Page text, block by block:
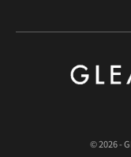
© 2026 -